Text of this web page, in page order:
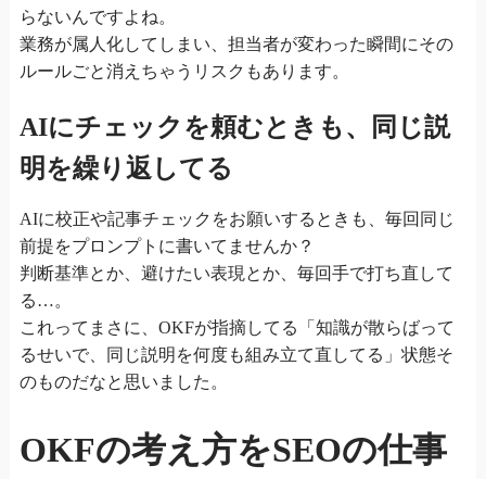
らないんですよね。
業務が属人化してしまい、担当者が変わった瞬間にその
ルールごと消えちゃうリスクもあります。
AIにチェックを頼むときも、同じ説
明を繰り返してる
AIに校正や記事チェックをお願いするときも、毎回同じ
前提をプロンプトに書いてませんか？
判断基準とか、避けたい表現とか、毎回手で打ち直して
る…。
これってまさに、OKFが指摘してる「知識が散らばって
るせいで、同じ説明を何度も組み立て直してる」状態そ
のものだなと思いました。
OKFの考え方をSEOの仕事